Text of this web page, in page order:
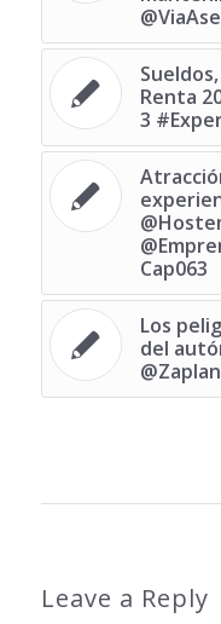
Renta
3
Cap063
Los
del
Leave a Reply